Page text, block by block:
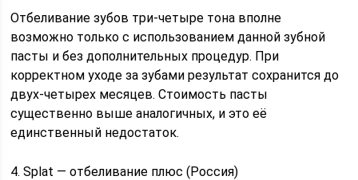
Отбеливание зубов три-четыре тона вполне
возможно только с использованием данной зубной
пасты и без дополнительных процедур. При
корректном уходе за зубами результат сохранится до
двух-четырех месяцев. Стоимость пасты
существенно выше аналогичных, и это её
единственный недостаток.
4. Splat — отбеливание плюс (Россия)